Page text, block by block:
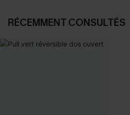
RÉCEMMENT CONSULTÉS